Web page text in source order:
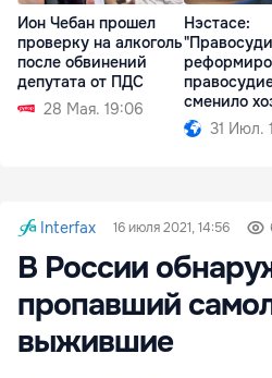
Ион Чебан прошел
проверку на алкоголь
после обвинений
депутата от ПДС
28 Мая. 19:06
Нэстасе:
сменило
31 Июл.
Interfax 16 июля 2021, 14:56
В России
пропавший
выжившие